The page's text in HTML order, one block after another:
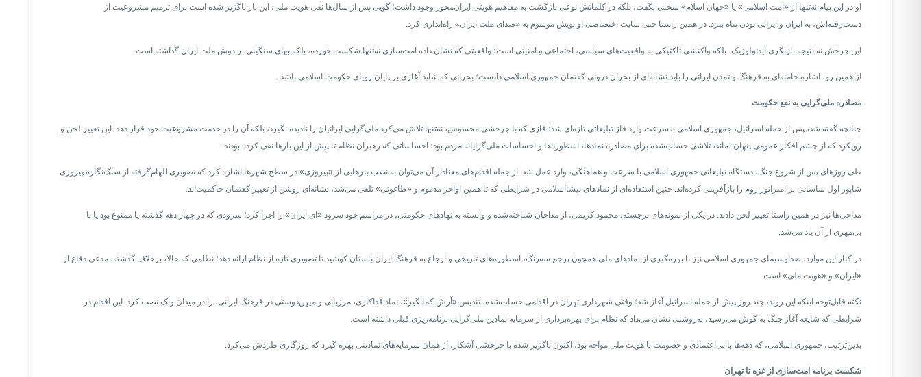
او در این پیام نه‌تنها از «امت اسلامی» یا «جهان اسلام» سخنی نگفت، بلکه در کلماتش نوعی بازگشت به مفاهیم هویتی ایران‌محور وجود داشت؛ گویی پس از سال‌ها نفی هویت ملی، این‌ بار ناگزیر شده است برای ترمیم مشروعیت از
دست‌رفته‌اش، به ایران و ایرانی بودن پناه ببرد. در همین راستا حتی سایت اختصاصی او پویش موسوم به «صدای ملت ایران» راه‌اندازی کرد.
این چرخش نه نتیجه بازنگری ایدئولوژیک، بلکه واکنشی تاکتیکی به واقعیت‌های سیاسی، اجتماعی و امنیتی است؛ واقعیتی که نشان داده امت‌سازی نه‌تنها شکست خورده، بلکه بهای سنگینی بر دوش ملت ایران گذاشته است.
از همین رو، اشاره خامنه‌ای به فرهنگ و تمدن ایرانی را باید نشانه‌ای از بحران درونی گفتمان جمهوری اسلامی دانست؛ بحرانی که شاید آغازی بر پایان رویای حکومت اسلامی باشد.
مصادره ملی‌گرایی به نفع حکومت
چنانچه گفته شد، پس از حمله اسرائیل، جمهوری اسلامی به‌سرعت وارد فاز تبلیغاتی تازه‌ای شد؛ فازی که با چرخشی محسوس، نه‌تنها تلاش می‌کرد ملی‌گرایی ایرانیان را نادیده نگیرد، بلکه آن را در خدمت مشروعیت خود قرار دهد. این تغییر لحن و
رویکرد که از چشم افکار عمومی پنهان نماند، تلاشی حساب‌شده برای مصادره نمادها، اسطوره‌ها و احساسات ملی‌گرایانه مردم بود؛ احساساتی که رهبران نظام تا پیش از این بارها نفی کرده بودند.
طی روزهای پس از شروع جنگ، دستگاه تبلیغاتی جمهوری اسلامی با سرعت و هماهنگی، وارد عمل شد. از جمله اقدام‌های معنادار آن می‌توان به نصب بنرهایی از «پیروزی» در سطح شهرها اشاره کرد که تصویری الهام‌گرفته از سنگ‌نگاره پیروزی
شاپور اول ساسانی بر امپراتور روم را بازآفرینی کرده‌اند. چنین استفاده‌ای از نمادهای پیشااسلامی در شرایطی که تا همین اواخر مذموم و «طاغوتی» تلقی می‌شد، نشانه‌ای روشن از تغییر گفتمان حاکمیت‌اند.
مداحی‌ها نیز در همین راستا تغییر لحن دادند. در یکی از نمونه‌های برجسته، محمود کریمی، از مداحان شناخته‌شده و وابسته به نهادهای حکومتی، در مراسم خود سرود «ای ایران» را اجرا کرد؛ سرودی که در چهار دهه گذشته یا ممنوع بود یا با
بی‌مهری از آن یاد می‌شد.
در کنار این موارد، صداوسیمای جمهوری اسلامی نیز با بهره‌گیری از نمادهای ملی همچون پرچم سه‌رنگ، اسطوره‌های تاریخی و ارجاع به فرهنگ ایران باستان کوشید تا تصویری تازه از نظام ارائه دهد؛ نظامی که حالا، برخلاف گذشته، مدعی دفاع از
«ایران» و «هویت ملی» است.
نکته قابل‌توجه اینکه این روند، چند روز پیش از حمله اسرائیل آغاز شد؛ وقتی شهرداری تهران در اقدامی حساب‌شده، تندیس «آرش کمانگیر»، نماد فداکاری، مرزبانی و میهن‌دوستی در فرهنگ ایرانی، را در میدان ونک نصب کرد. این اقدام در
شرایطی که شایعه آغاز جنگ به گوش می‌رسید، به‌روشنی نشان می‌داد که نظام برای بهره‌برداری از سرمایه نمادین ملی‌گرایی برنامه‌ریزی قبلی داشته است.
بدین‌ترتیب، جمهوری اسلامی، که دهه‌ها با بی‌اعتمادی و خصومت با هویت ملی مواجه بود، اکنون ناگزیر شده با چرخشی آشکار، از همان سرمایه‌های نمادینی بهره گیرد که روزگاری طردش می‌کرد.
شکست برنامه امت‌سازی از غزه تا تهران